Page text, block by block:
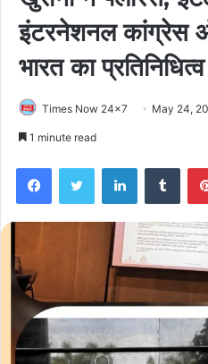
इंटरनेशनल कांग्रेस
भारत का
Times Now 24x7 May 24,
1 minute read
FacebookTwitter LinkedIn